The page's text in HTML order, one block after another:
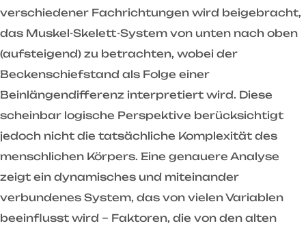
verschiedener Fachrichtungen wird beigebracht,
das Muskel-Skelett-System von unten nach oben
(aufsteigend) zu betrachten, wobei der
Beckenschiefstand als Folge einer
Beinlängendifferenz interpretiert wird. Diese
scheinbar logische Perspektive berücksichtigt
jedoch nicht die tatsächliche Komplexität des
menschlichen Körpers. Eine genauere Analyse
zeigt ein dynamisches und miteinander
verbundenes System, das von vielen Variablen
beeinflusst wird – Faktoren, die von den alten